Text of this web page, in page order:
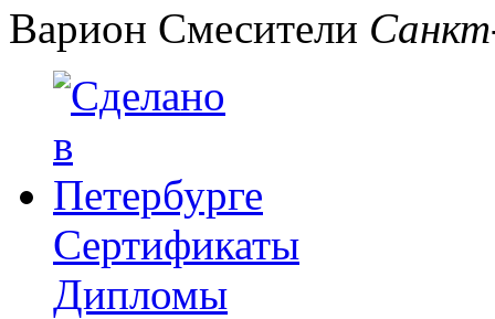
Варион Смесители
Сертификаты
Дипломы